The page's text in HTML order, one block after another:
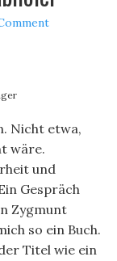
Nicht etwa,
wäre.
und
Gespräch
Zygmunt
so ein Buch.
Titel wie ein